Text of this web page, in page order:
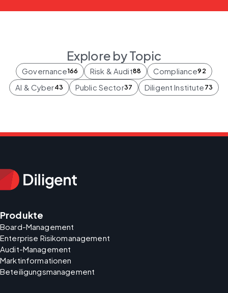
Explore by Topic
Governance166 Risk & Audit88 Compliance92
AI & Cyber43 Public Sector37 Diligent Institute 73
Produkte
Board-Management
Enterprise Risikomanagement
Audit-Management
Marktinformationen
Beteiligungsmanagement